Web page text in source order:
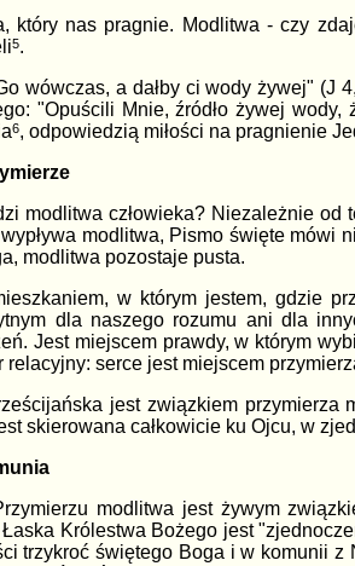
który nas pragnie. Modlitwa - czy
5.
wówczas, a dałby ci wody żywej"
"Opuścili Mnie, źródło żywej
6, odpowiedzią miłości na pragnienie
modlitwa człowieka? Niezależnie od
modlitwa, Pismo święte
modlitwa pozostaje pusta.
w którym jestem, gdzie
dla naszego rozumu ani dla
Jest miejscem prawdy, w którym
relacyjny: serce jest miejscem
jest związkiem przymierza
skierowana całkowicie ku Ojcu, w
modlitwa jest żywym
Królestwa Bożego jest
trzykroć świętego Boga i w komunii